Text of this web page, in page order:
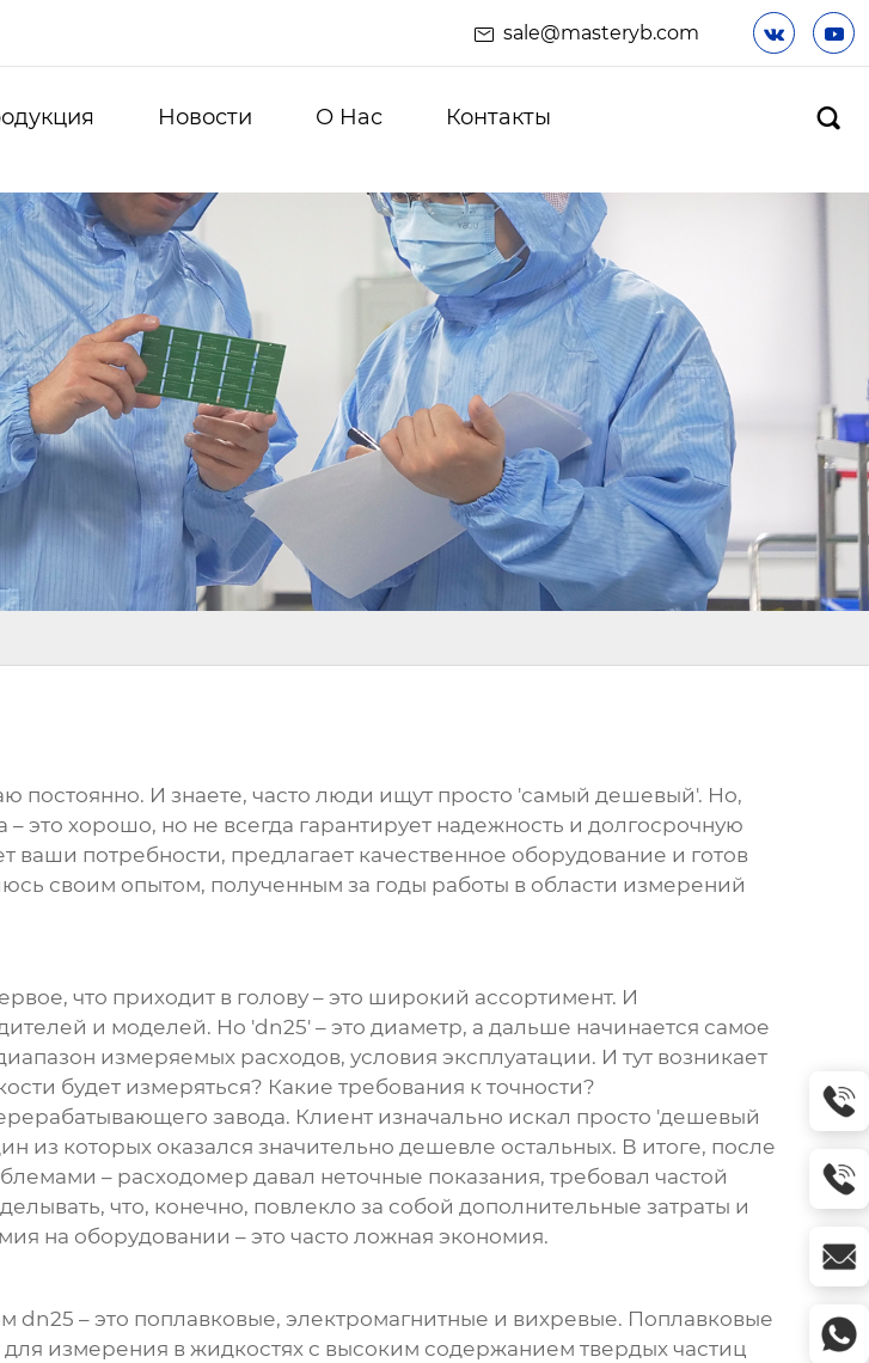
sale@masteryb.com  
Новости О Hас Контакты 
постоянно. И знаете, часто люди ищут просто 'самый дешевый'. Но,
– это хорошо, но не всегда гарантирует надежность и долгосрочную
потребности, предлагает качественное оборудование и готов
своим опытом, полученным за годы работы в области измерений
что приходит в голову – это широкий ассортимент. И
и моделей. Но 'dn25' – это диаметр, а дальше начинается самое
измеряемых расходов, условия эксплуатации. И тут возникает
будет измеряться? Какие требования к точности?
завода. Клиент изначально искал просто 'дешевый
из которых оказался значительно дешевле остальных. В итоге, после
– расходомер давал неточные показания, требовал частой
что, конечно, повлекло за собой дополнительные затраты и
на оборудовании – это часто ложная экономия.
dn25 – это поплавковые, электромагнитные и вихревые. Поплавковые
измерения в жидкостях с высоким содержанием твердых частиц